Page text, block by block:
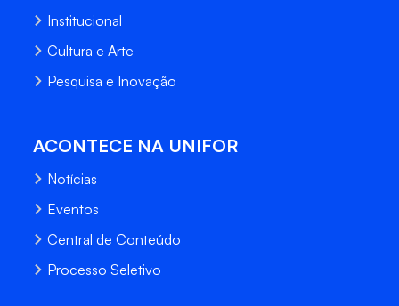
Institucional
Cultura e Arte
Pesquisa e Inovação
ACONTECE NA UNIFOR
Notícias
Eventos
Central de Conteúdo
Processo Seletivo